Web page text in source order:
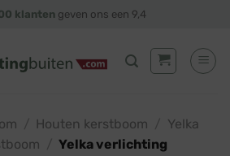
klanten geven ons een 9,4
Houten kerstboom
Yelka
Yelka verlichting